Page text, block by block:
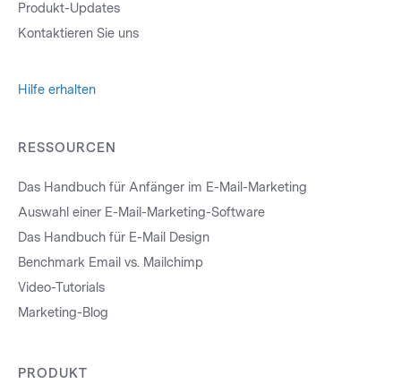
Produkt-Updates
Kontaktieren Sie uns
Hilfe erhalten
RESSOURCEN
Das Handbuch für Anfänger im E-Mail-Marketing
Auswahl einer E-Mail-Marketing-Software
Das Handbuch für E-Mail Design
Benchmark Email vs. Mailchimp
Video-Tutorials
Marketing-Blog
PRODUKT